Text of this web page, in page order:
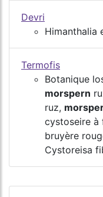
Devri
Himanthalia
Termofis
Botanique
morspern
ruz,
cystoseire à
bruyère
Cystoreisa